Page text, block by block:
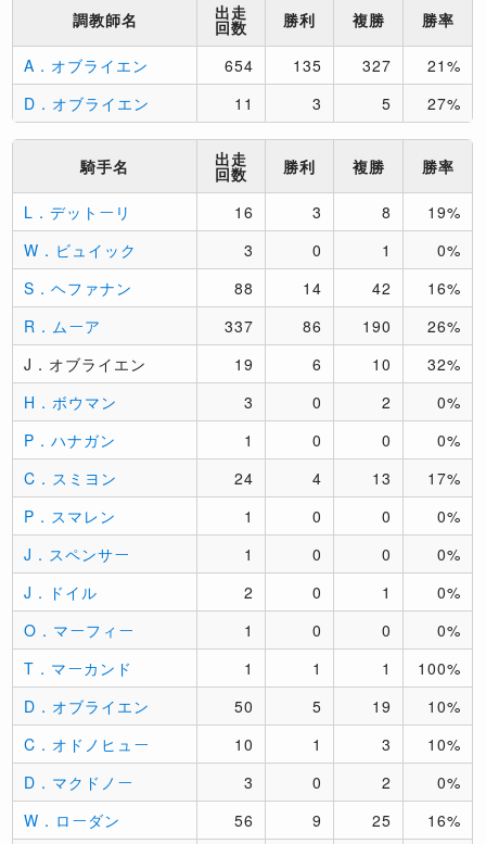
調教師名 出走
回数 勝利 複勝 勝率
A．オブライエン 654 135 327
21%
D．オブライエン
11 3 5 27%
騎手名 出走
回数 勝利 複勝 勝率
L．デットーリ 16 3 8
19%
W．ビュイック
3 0 1
0%
S．ヘファナン
88 14 42
16%
R．ムーア
337 86 190
26%
J．オブライエン
19 6 10
32%
H．ボウマン
3 0 2
0%
P．ハナガン
1 0 0
0%
C．スミヨン
24 4 13
17%
P．スマレン
1 0 0
0%
J．スペンサー
1 0 0
0%
J．ドイル
2 0 1
0%
O．マーフィー
1 0 0
0%
T．マーカンド
1 1 1
100%
D．オブライエン
50 5 19
10%
C．オドノヒュー
10 1 3
10%
D．マクドノー
3 0 2
0%
W．ローダン
56 9 25
16%